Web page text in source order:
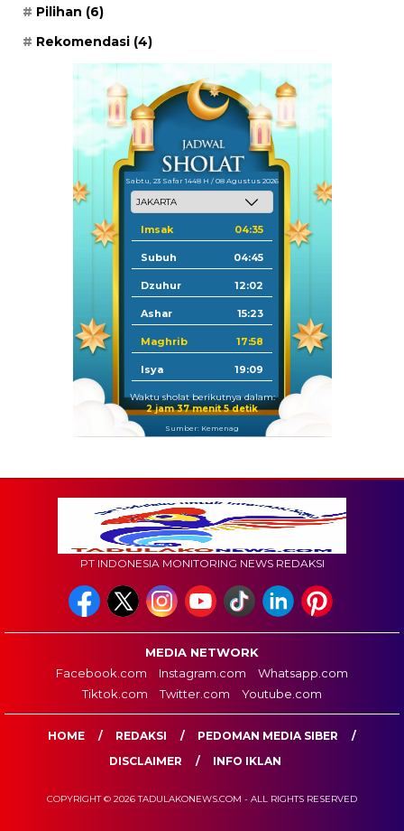
Pilihan (6)
Rekomendasi (4)
Sabtu, 23 Safar 1448 H / 08 Agustus 2026
Imsak 04:35
Subuh 04:45
Dzuhur 12:02
Ashar 15:23
Maghrib 17:58
Isya 19:09
Waktu sholat berikutnya dalam:
2 jam 37 menit 4 detik
Sumber: Kemenag
PT INDONESIA MONITORING NEWS REDAKSI
MEDIA NETWORK
Facebook.com
Instagram.com
Whatsapp.com
Tiktok.com
Twitter.com Youtube.com
HOME REDAKSI
PEDOMAN MEDIA SIBER
DISCLAIMER
INFO IKLAN
COPYRIGHT © 2026 TADULAKONEWS.COM - ALL RIGHTS RESERVED